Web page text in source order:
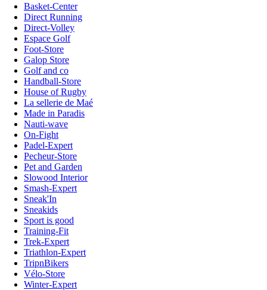
Basket-Center
Direct Running
Direct-Volley
Espace Golf
Foot-Store
Galop Store
Golf and co
Handball-Store
House of Rugby
La sellerie de Maé
Made in Paradis
Nauti-wave
On-Fight
Padel-Expert
Pecheur-Store
Pet and Garden
Slowood Interior
Smash-Expert
Sneak'In
Sneakids
Sport is good
Training-Fit
Trek-Expert
Triathlon-Expert
TripnBikers
Vélo-Store
Winter-Expert